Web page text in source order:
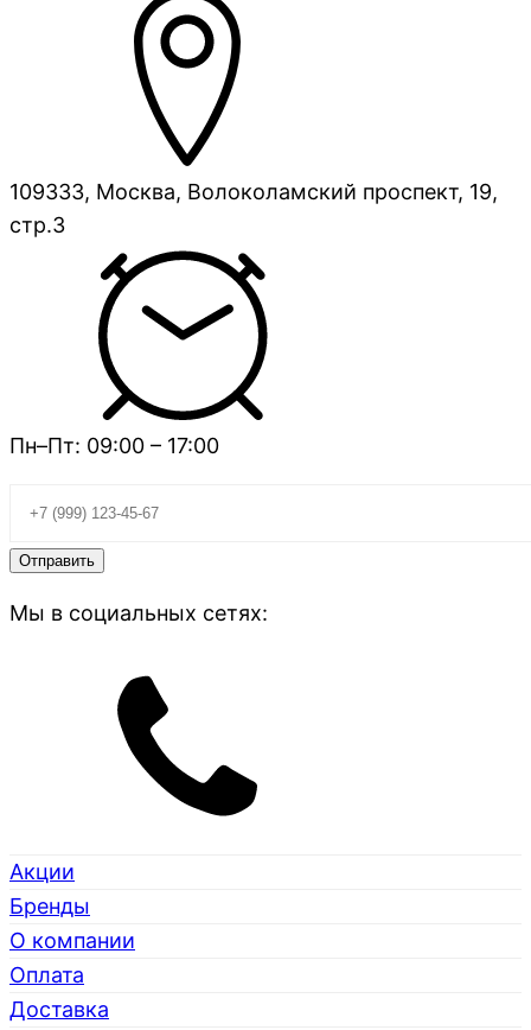
109333, Москва, Волоколамский проспект, 19,
стр.3
Пн–Пт: 09:00 – 17:00
Мы в социальных сетях:
Акции
Бренды
О компании
Оплата
Доставка